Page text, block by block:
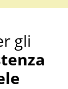
gli